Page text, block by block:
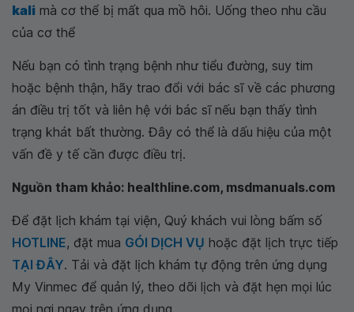
kali mà cơ thể bị mất qua mồ hôi. Uống theo nhu cầu
của cơ thể
Nếu bạn có tình trạng bệnh như tiểu đường, suy tim
hoặc bệnh thận, hãy trao đổi với bác sĩ về các phương
án điều trị tốt và liên hệ với bác sĩ nếu bạn thấy tình
trạng khát bất thường. Đây có thể là dấu hiệu của một
vấn đề y tế cần được điều trị.
Nguồn tham khảo: healthline.com, msdmanuals.com
Để đặt lịch khám tại viện, Quý khách vui lòng bấm số
HOTLINE, đặt mua GÓI DỊCH VỤ hoặc đặt lịch trực tiếp
TẠI ĐÂY. Tải và đặt lịch khám tự động trên ứng dụng
My Vinmec để quản lý, theo dõi lịch và đặt hẹn mọi lúc